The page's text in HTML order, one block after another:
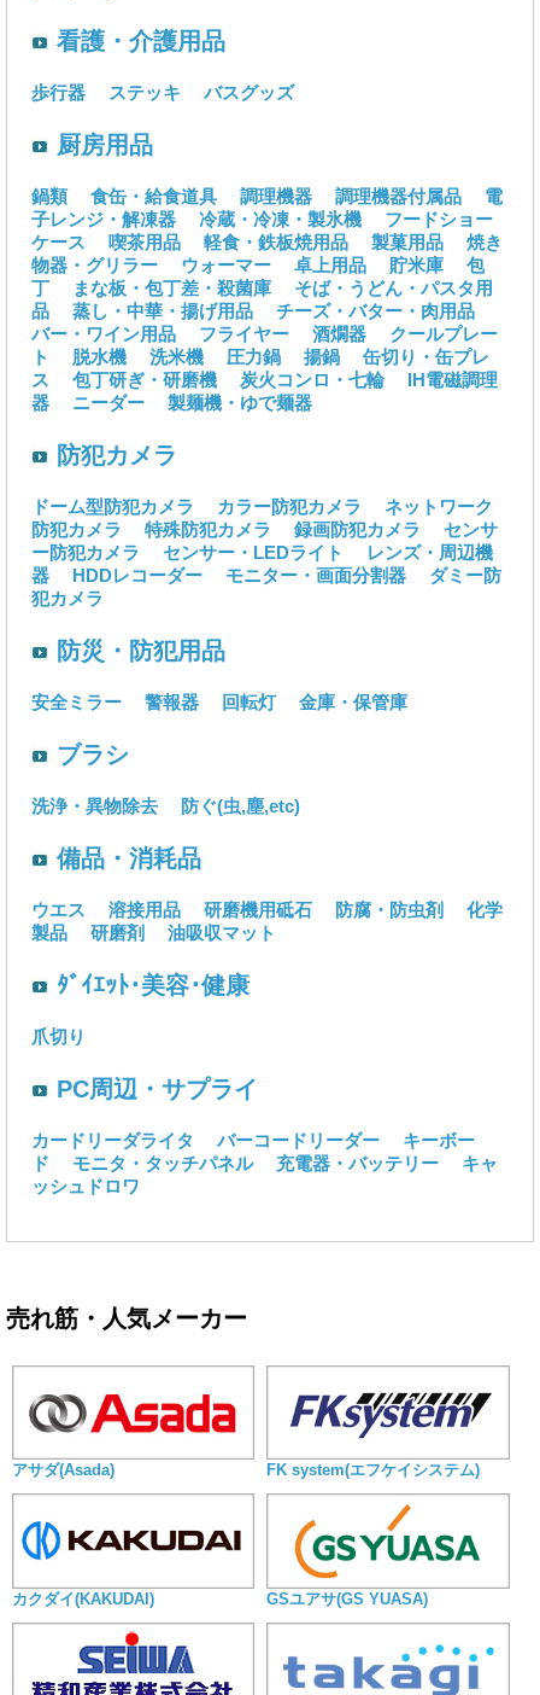
看護・介護用品
歩行器 ステッキ バスグッズ
厨房用品
鍋類 食缶・給食道具 調理機器 調理機器付属品
電
子レンジ・解凍器
冷蔵・冷凍・製氷機
フードショー
ケース
喫茶用品 軽食・鉄板焼用品 製菓用品
焼き
物器・グリラー
ウォーマー 卓上用品 貯米庫
包
丁
まな板・包丁差・殺菌庫
そば・うどん・パスタ用
品
蒸し・中華・揚げ用品
チーズ・バター・肉用品
バー・ワイン用品
フライヤー 酒燗器
クールプレー
ト
脱水機 洗米機 圧力鍋 揚鍋
缶切り・缶プレ
ス
包丁研ぎ・研磨機 炭火コンロ・七輪
IH電磁調理
器
ニーダー 製麺機・ゆで麺器
防犯カメラ
ドーム型防犯カメラ カラー防犯カメラ
ネットワーク
防犯カメラ
特殊防犯カメラ 録画防犯カメラ
センサ
ー防犯カメラ
センサー・LEDライト
レンズ・周辺機
器
HDDレコーダー モニター・画面分割器
ダミー防
犯カメラ
防災・防犯用品
安全ミラー 警報器 回転灯 金庫・保管庫
ブラシ
洗浄・異物除去 防ぐ(虫,塵,etc)
備品・消耗品
ウエス 溶接用品 研磨機用砥石 防腐・防虫剤
化学
製品
研磨剤 油吸収マット
ﾀﾞｲｴｯﾄ･美容･健康
爪切り
PC周辺・サプライ
カードリーダライタ バーコードリーダー
キーボー
ド
モニタ・タッチパネル 充電器・バッテリー
キャ
ッシュドロワ
売れ筋・人気メーカー
アサダ(Asada) FK system(エフケイシステム)
カクダイ(KAKUDAI) GSユアサ(GS YUASA)